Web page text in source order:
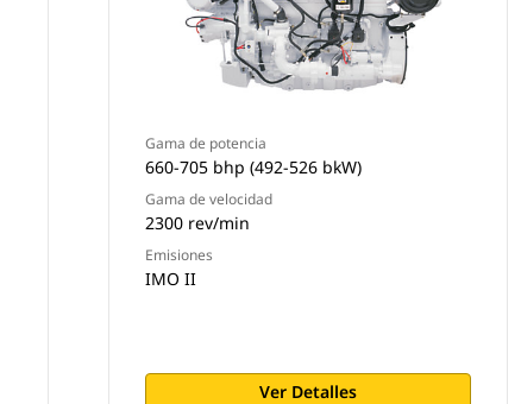
Gama de potencia
660-705 bhp (492-526 bkW)
Gama de velocidad
2300 rev/min
Emisiones
IMO II
Ver Detalles